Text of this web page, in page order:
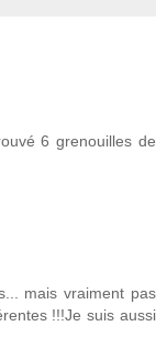
6 grenouilles de
mais vraiment pas
!!!Je suis aussi